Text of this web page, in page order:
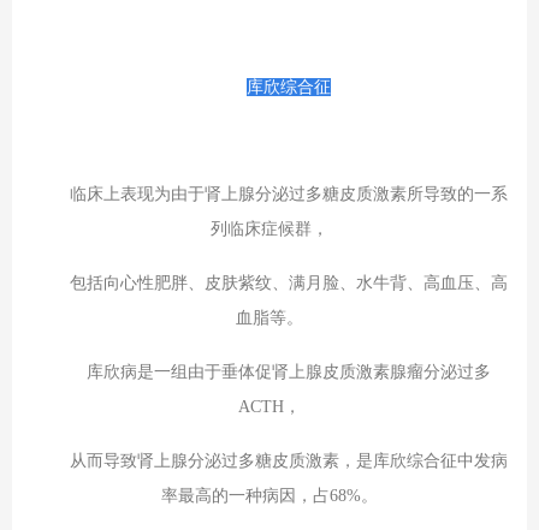
库欣综合征
临床上表现为由于肾上腺分泌过多糖皮质激素所导致的一系
列临床症候群，
包括向心性肥胖、皮肤紫纹、满月脸、水牛背、高血压、高
血脂等。
库欣病是一组由于垂体促肾上腺皮质激素腺瘤分泌过多
ACTH，
从而导致肾上腺分泌过多糖皮质激素，是库欣综合征中发病
率最高的一种病因，占68%。